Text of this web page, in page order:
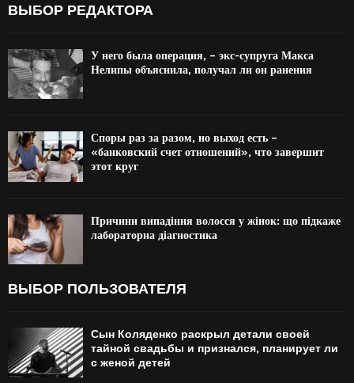
ВЫБОР РЕДАКТОРА
У него была операция, – экс-супруга Макса
Нелипы объяснила, получал ли он ранения
Споры раз за разом, но выход есть –
«банковский счет отношений», что завершит
этот круг
Причини випадіння волосся у жінок: що підкаже
лабораторна діагностика
ВЫБОР ПОЛЬЗОВАТЕЛЯ
Сын Коляденко раскрыл детали своей
тайной свадьбы и признался, планирует ли
с женой детей